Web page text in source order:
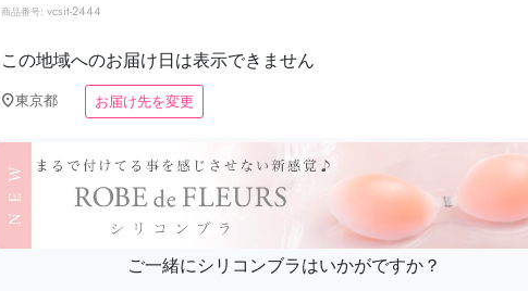
商品番号 vcsit-2444
この地域へのお届け日は表示できません
東京都 お届け先を変更
ご一緒にシリコンブラはいかがですか？